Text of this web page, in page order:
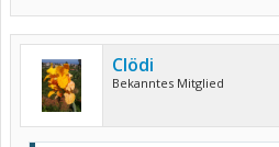
Clödi
Bekanntes Mitglied